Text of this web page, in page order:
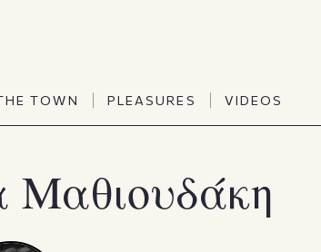
Travel & Life
TOWN PLEASURES VIDEOS
TOWN PLEASURES VIDEOS